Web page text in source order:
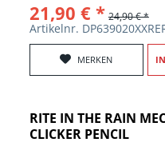
21,90 € * 24,90 € *
Artikelnr.
MERKEN
RITE IN THE RAIN
CLICKER PENCIL